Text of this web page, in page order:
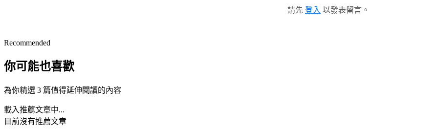
請先 登入 以發表留言。
Recommended
你可能也喜歡
為你精選 3 篇值得延伸閱讀的內容
載入推薦文章中...
目前沒有推薦文章